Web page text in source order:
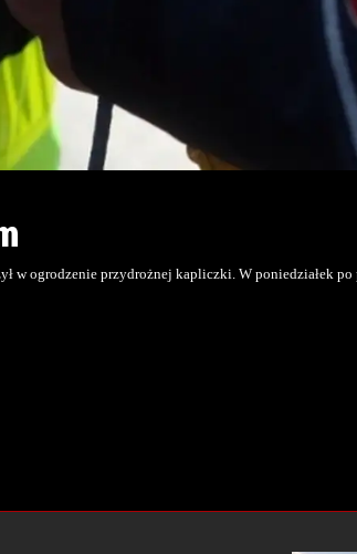
ogrodzenie przydrożnej kapliczki. W poniedziałek po